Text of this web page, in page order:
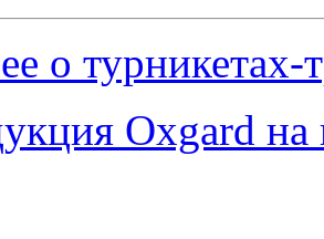
о турникетах-
Oxgard на